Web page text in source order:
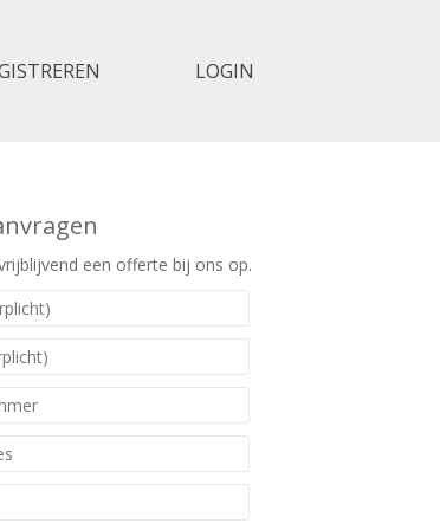
LOGIN
een offerte bij ons op.